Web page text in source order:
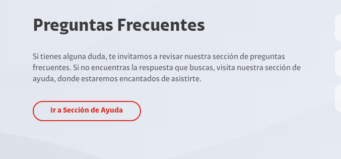
Preguntas Frecuentes
Si tienes alguna duda, te invitamos a revisar nuestra sección de preguntas
frecuentes. Si no encuentras la respuesta que buscas, visita nuestra sección de
ayuda, donde estaremos encantados de asistirte.
Ir a Sección de Ayuda